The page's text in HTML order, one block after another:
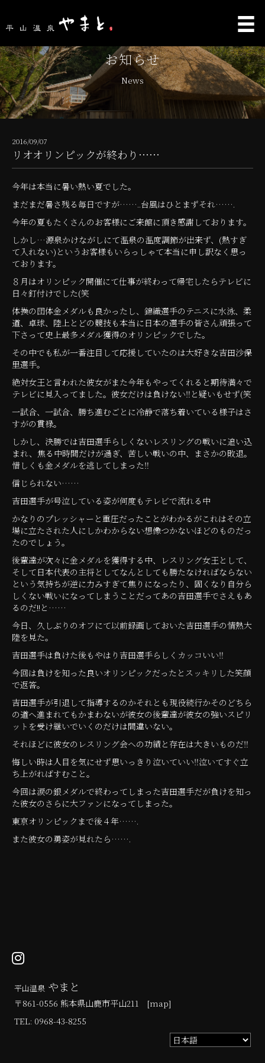
お知らせ
News
2016/09/07
リオオリンピックが終わり……
今年は本当に暑い熱い夏でした。
まだまだ暑さ残る毎日ですが……..台風はひとまずそれ…….
今年の夏もたくさんのお客様にご来館に頂き感謝しております。
しかし…源泉かけながしにて温泉の温度調節が出来ず、(熱すぎ
て入れない)というお客様もいらっしゃて本当に申し訳なく思っ
ております。
８月はオリンピック開催にて仕事が終わって帰宅したらテレビに
日々釘付けでした(笑
体操の団体金メダルも良かったし、錦織選手のテニスに水泳、柔
道、卓球、陸上とどの競技も本当に日本の選手の皆さん頑張って
下さって史上最多メダル獲得のオリンピックでした。
その中でも私が一番注目して応援していたのは大好きな吉田沙保
里選手。
絶対女王と言われた彼女がまた今年もやってくれると期待満々で
テレビに見入ってました。彼女だけは負けない‼と疑いもせず(笑
一試合、一試合、勝ち進むごとに冷静で落ち着いている様子はさ
すがの貫禄。
しかし、決勝では吉田選手らしくないレスリングの戦いに追い込
まれ、焦る中時間だけが過ぎ、苦しい戦いの中、まさかの敗退。
惜しくも金メダルを逃してしまった‼
信じられない……
吉田選手が号泣している姿が何度もテレビで流れる中
かなりのプレッシャーと重圧だったことがわかるがこれはその立
場に立たされた人にしかわからない想像つかないほどのものだっ
たのでしょう。
後輩達が次々に金メダルを獲得する中、レスリング女王として、
そして日本代表の主将としてなんとしても勝たなければならない
という気持ちが逆に力みすぎて焦りになったり、固くなり自分ら
しくない戦いになってしまうことだってあの吉田選手でさえもあ
るのだ!!と……
今日、久しぶりのオフにて以前録画しておいた吉田選手の情熱大
陸を見た。
吉田選手は負けた後もやはり吉田選手らしくカッコいい‼
今回は負けを知った良いオリンピックだったとスッキリした笑顔
で返答。
吉田選手が引退して指導するのかそれとも現役続行かそのどちら
の道へ進まれてもかまわないが彼女の後輩達が彼女の強いスピリ
ットを受け継いでいくのだけは間違いない。
それほどに彼女のレスリング会への功績と存在は大きいものだ‼
悔しい時は人目を気にせず思いっきり泣いていい‼泣いてすぐ立
ち上がればすむこと。
今回は涙の銀メダルで終わってしまった吉田選手だが負けを知っ
た彼女のさらに大ファンになってしまった。
東京オリンピックまで後４年…….
また彼女の勇姿が見れたら…….
平山温泉 やまと
〒861-0556 熊本県山鹿市平山211 [map]
TEL: 0968-43-8255